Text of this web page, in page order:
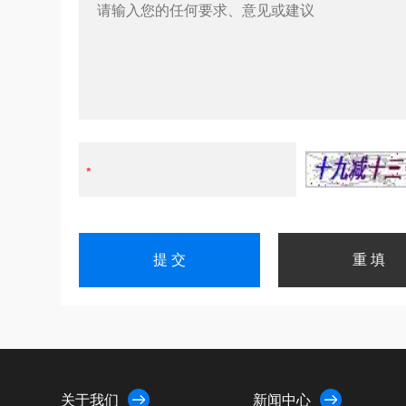
关于我们 新闻中心